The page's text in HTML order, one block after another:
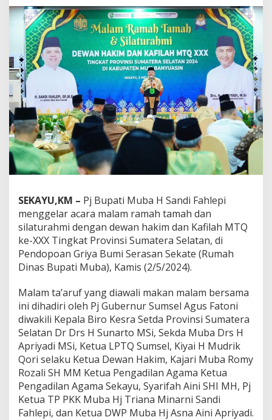
u
b
a
G
e
l
a
r
R
a
m
a
m
d
a
n
S
i
l
a
u
r
a
h
m
i
d
n
g
a
n
SEKAYU,KM – Pj Bupati Muba H Sandi Fahlepi
menggelar acara malam ramah tamah dan
silaturahmi dengan dewan hakim dan Kafilah MTQ
ke-XXX Tingkat Provinsi Sumatera Selatan, di
Pendopoan Griya Bumi Serasan Sekate (Rumah
Dinas Bupati Muba), Kamis (2/5/2024).
Malam ta’aruf yang diawali makan malam bersama
ini dihadiri oleh Pj Gubernur Sumsel Agus Fatoni
diwakili Kepala Biro Kesra Setda Provinsi Sumatera
Selatan Dr Drs H Sunarto MSi, Sekda Muba Drs H
Apriyadi MSi, Ketua LPTQ Sumsel, Kiyai H Mudrik
Qori selaku Ketua Dewan Hakim, Kajari Muba Romy
Rozali SH MM Ketua Pengadilan Agama Ketua
Pengadilan Agama Sekayu, Syarifah Aini SHI MH, Pj
Ketua TP PKK Muba Hj Triana Minarni Sandi
Fahlepi, dan Ketua DWP Muba Hj Asna Aini Apriyadi.